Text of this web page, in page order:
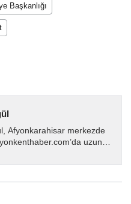
Başkanlığı
Afyonkarahisar merkezde
uzun